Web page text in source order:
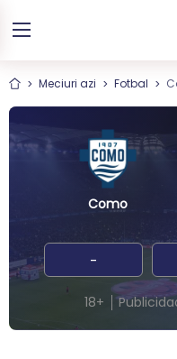
Meciuri azi Fotbal
Como
-
18+